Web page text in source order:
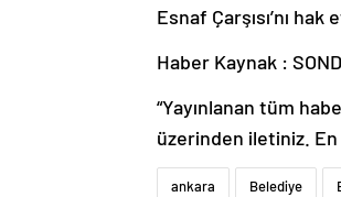
Esnaf Çarşısı’nı
Haber Kaynak :
“Yayınlanan tüm
üzerinden iletiniz. En
ankara Belediye